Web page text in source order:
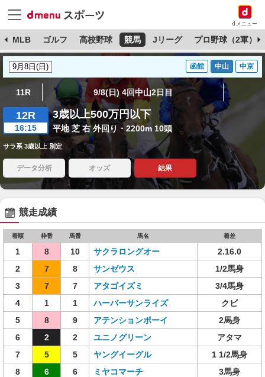
dメニュー
MLB ゴルフ 高校野球 競馬 Jリーグ プロ野球（2軍）
函館 中山 中京
11R 9/8(日) 4回中山2日目
12R
16:15
3歳以上500万円以下
平地 芝 右 外回り・2200m 10頭
サラ系 3歳以上 別定
データ分析 オッズ 結果
競走成績
着順 枠番 馬番 馬名 着差
1 8 10 サクラロングオー
2.16.0
2
7 8 サンゼウス
1/2馬身
3
7 7 アタゴイズミ
3/4馬身
4
1 1 ハーバーサンライズ
クビ
5
8 9 アテンションボーイ
2馬身
6
2 2 ユニノグリーン
アタマ
7
5 5 ヤングイーグル
1 1/2馬身
8
6 6 ミヤコマーチ
3馬身